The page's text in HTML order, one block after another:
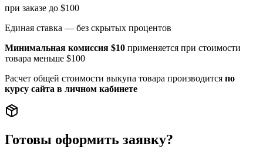
при заказе до $100
Единая ставка — без скрытых процентов
Минимальная комиссия $10 применяется при стоимости
товара меньше $100
Расчет общей стоимости выкупа товара производится по
курсу сайта в личном кабинете
Готовы оформить заявку?